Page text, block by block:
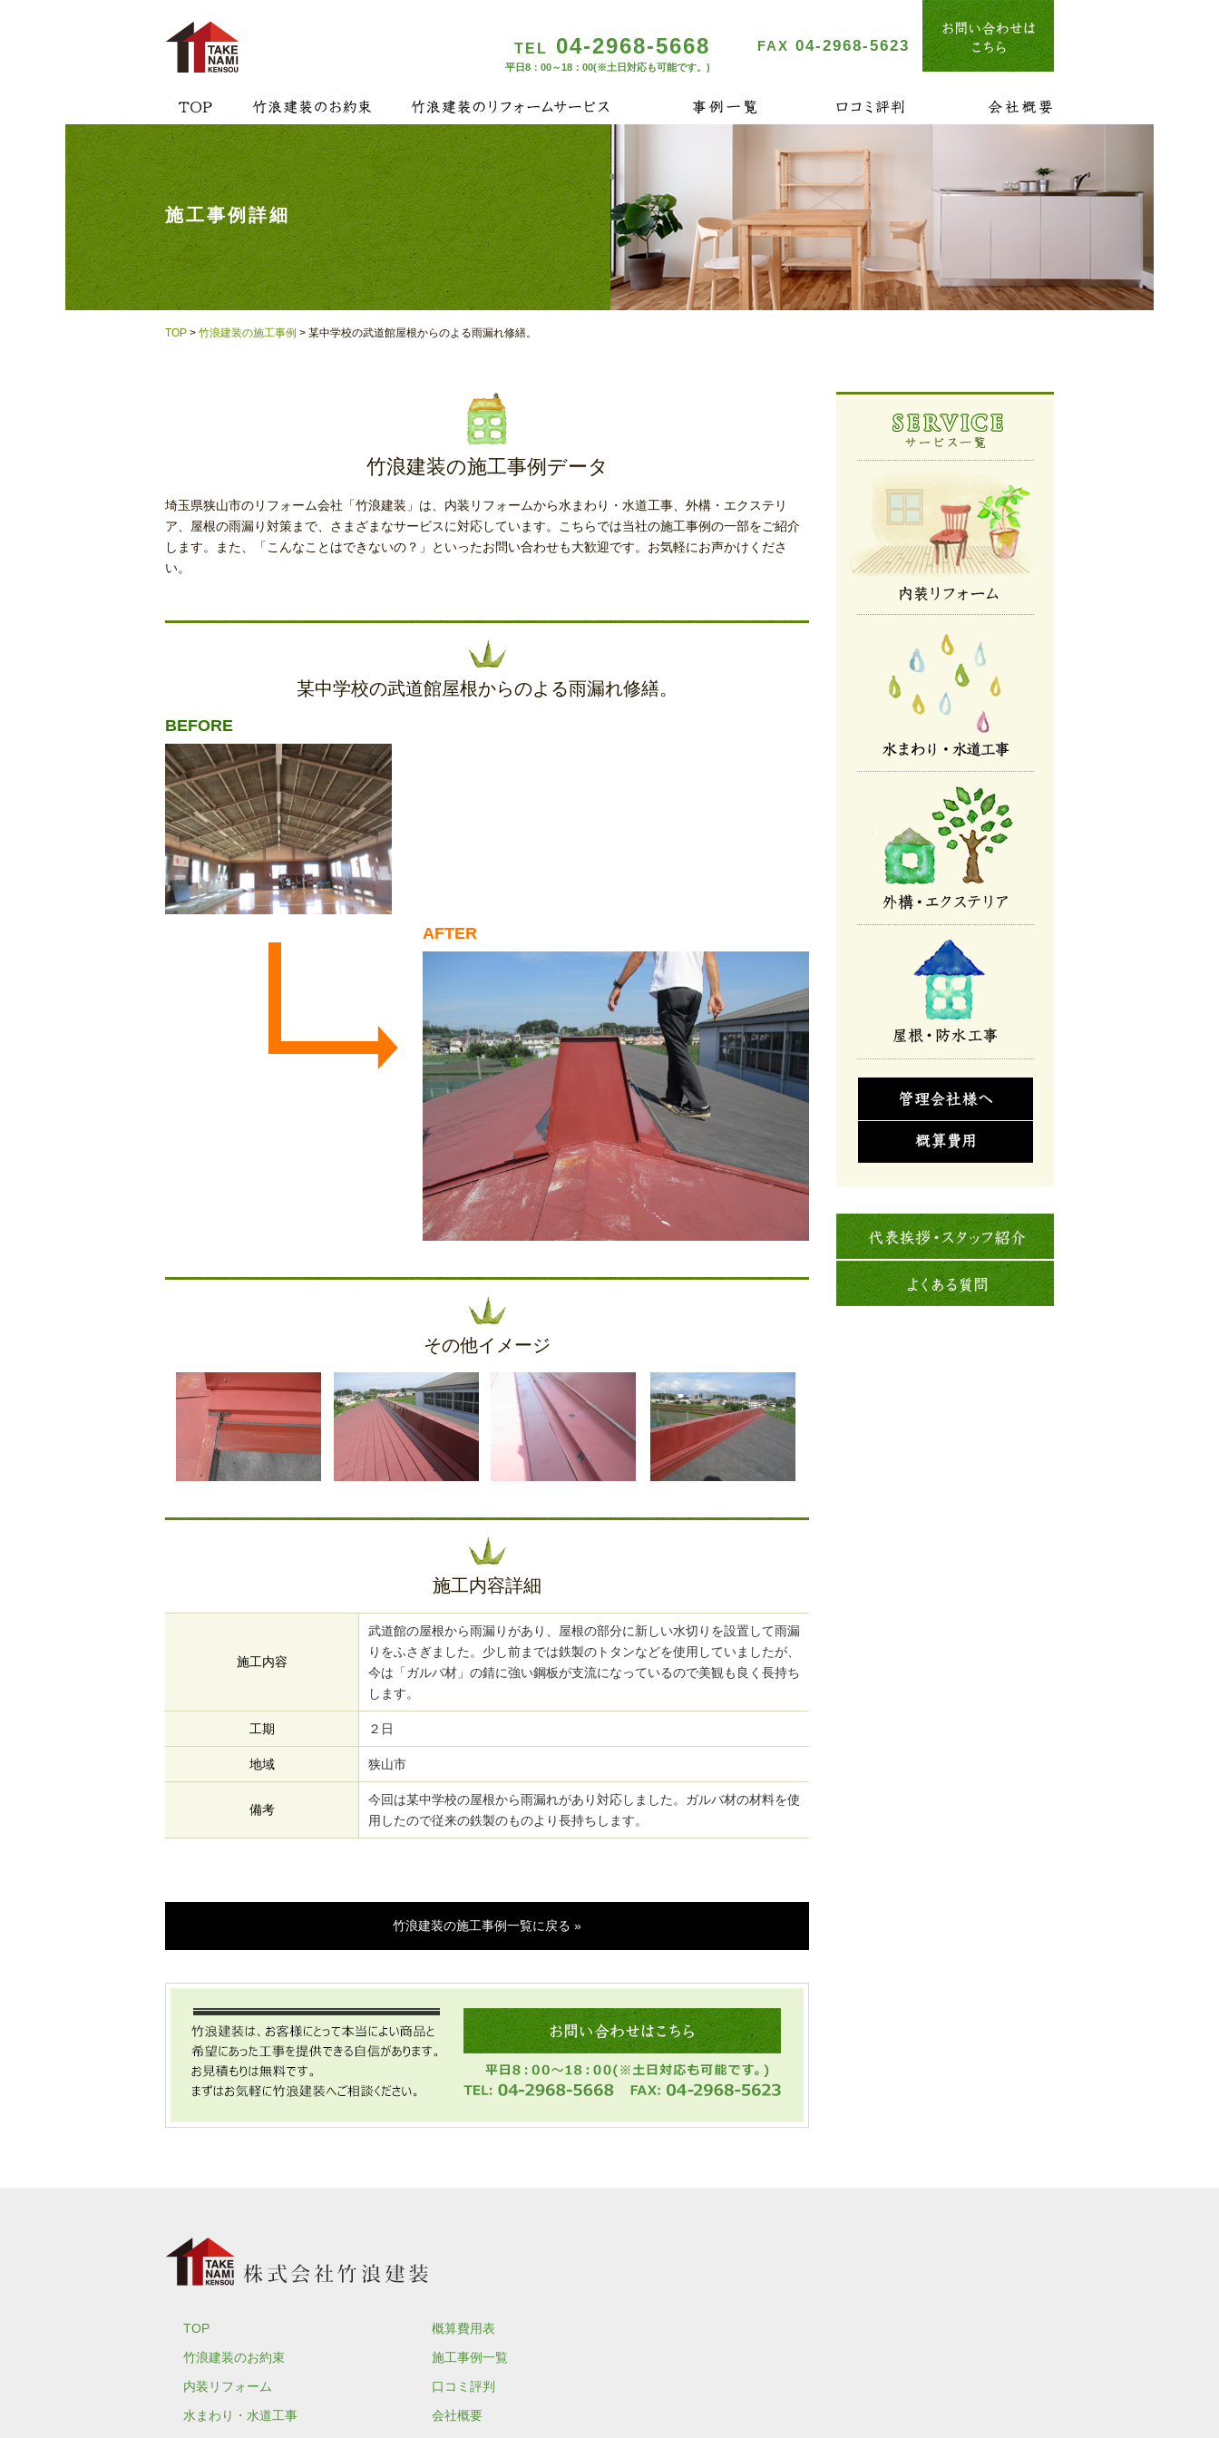
TEL 04-2968-5668
平日8：00～18：00(※土日対応も可能です。)
FAX 04-2968-5623
施工事例詳細
TOP > 竹浪建装の施工事例 > 某中学校の武道館屋根からのよる雨漏れ修繕。
竹浪建装の施工事例データ
埼玉県狭山市のリフォーム会社「竹浪建装」は、内装リフォームから水まわり・水道工事、外構・エクステリ
ア、屋根の雨漏り対策まで、さまざまなサービスに対応しています。こちらでは当社の施工事例の一部をご紹介
します。また、「こんなことはできないの？」といったお問い合わせも大歓迎です。お気軽にお声かけくださ
い。
某中学校の武道館屋根からのよる雨漏れ修繕。
BEFORE
AFTER
その他イメージ
施工内容詳細
施工内容
武道館の屋根から雨漏りがあり、屋根の部分に新しい水切りを設置して雨漏
りをふさぎました。少し前までは鉄製のトタンなどを使用していましたが、
今は「ガルバ材」の錆に強い鋼板が支流になっているので美観も良く長持ち
します。
工期 ２日
地域 狭山市
備考
今回は某中学校の屋根から雨漏れがあり対応しました。ガルバ材の材料を使
用したので従来の鉄製のものより長持ちします。
竹浪建装の施工事例一覧に戻る »
TOP
竹浪建装のお約束
内装リフォーム
水まわり・水道工事
概算費用表
施工事例一覧
口コミ評判
会社概要